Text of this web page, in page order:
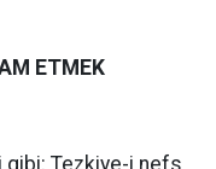
ETMEK